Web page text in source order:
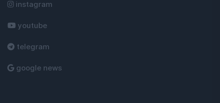
instagram
youtube
telegram
google news